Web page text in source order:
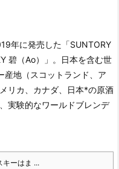
年に発売した「SUNTORY
碧（Ao）」。
日本を含む世
産地（スコットランド、ア
リカ、カナダ、日本*の原酒
実験的なワールドブレンデ
キーはま ...